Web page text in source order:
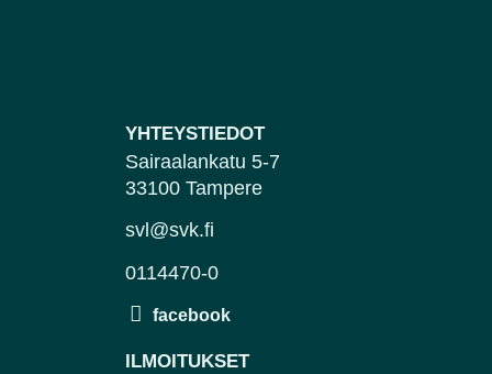
YHTEYSTIEDOT
Sairaalankatu 5-7
33100 Tampere
svl@svk.fi
0114470-0
ILMOITUKSET